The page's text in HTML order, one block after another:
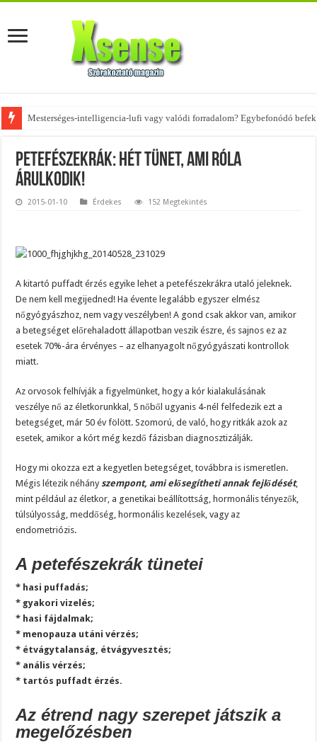
Mesterséges-intelligencia-lufi vagy valódi forradalom? Egybefonódó
Az övtáskák továbbra is trendik – nézd meg, milyen stílusokhoz illenek!
Petefészekrák: hét tünet, ami róla
árulkodik!
2015-01-10 Érdekes 152 Megtekintés
A kitartó puffadt érzés egyike lehet a petefészekrákra utaló jeleknek.
De nem kell megijedned! Ha évente legalább egyszer elmész
nőgyógyászhoz, nem vagy veszélyben! A gond csak akkor van, amikor
a betegséget előrehaladott állapotban veszik észre, és sajnos ez az
esetek 70%-ára érvényes – az elhanyagolt nőgyógyászati kontrollok
miatt.
Az orvosok felhívják a figyelmünket, hogy a kór kialakulásának
veszélye nő az életkorunkkal, 5 nőből ugyanis 4-nél felfedezik ezt a
betegséget, már 50 év fölött. Szomorú, de való, hogy ritkák azok az
esetek, amikor a kórt még kezdő fázisban diagnosztizálják.
Hogy mi okozza ezt a kegyetlen betegséget, továbbra is ismeretlen.
Mégis létezik néhányszempont, ami elősegítheti annak fejlődését,
mint például az életkor, a genetikai beállítottság, hormonális tényezők,
túlsúlyosság, meddőség, hormonális kezelések, vagy az
endometriózis.
A petefészekrák tünetei
* hasi puffadás;
* gyakori vizelés;
* hasi fájdalmak;
* menopauza utáni vérzés;
* étvágytalanság, étvágyvesztés;
* anális vérzés;
* tartós puffadt érzés.
Az étrend nagy szerepet játszika
megelőzésben